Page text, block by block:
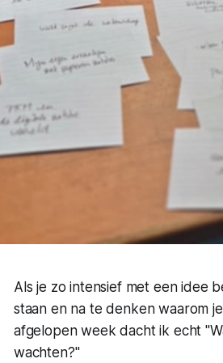
Als je zo intensief met een idee
staan en na te denkenwaarom
afgelopen week dacht ik echt
wachten?"